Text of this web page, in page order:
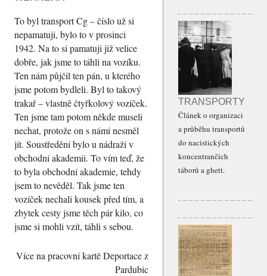
To byl transport Cg – číslo už si
nepamatuji, bylo to v prosinci
1942. Na to si pamatuji již velice
dobře, jak jsme to táhli na vozíku.
Ten nám půjčil ten pán, u kterého
jsme potom bydleli. Byl to takový
trakař – vlastně čtyřkolový vozíček.
Ten jsme tam potom někde museli
nechat, protože on s námi nesměl
jít. Soustředění bylo u nádraží v
obchodní akademii. To vím teď, že
to byla obchodní akademie, tehdy
jsem to nevěděl. Tak jsme ten
vozíček nechali kousek před tím, a
zbytek cesty jsme těch pár kilo, co
jsme si mohli vzít, táhli s sebou.
Více na pracovní kartě Deportace z
Pardubic
TRANSPORTY
Článek o organizaci
a průběhu transportů
do nacistických
koncentrančích
táborů a ghett.